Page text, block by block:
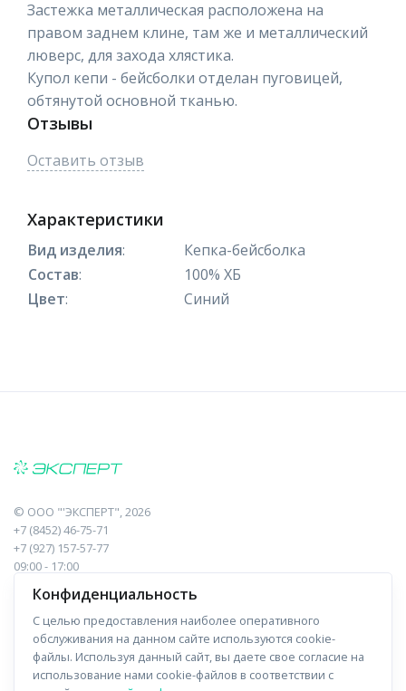
Застежка металлическая расположена на
правом заднем клине, там же и металлический
люверс, для захода хлястика.
Купол кепи - бейсболки отделан пуговицей,
обтянутой основной тканью.
Отзывы
Оставить отзыв
Характеристики
Вид изделия:
Кепка-бейсболка
Состав:
100% ХБ
Цвет: Синий
© ООО "'ЭКСПЕРТ", 2026
+7 (8452) 46-75-71
+7 (927) 157-57-77
09:00 - 17:00
410017, Саратов, Пугачева, 10 к1, оф.23
Навигация
Прайс-лист
Информация
О компании
Конфиденциальность
С целью предоставления наиболее оперативного
обслуживания на данном сайте используются cookie-
файлы. Используя данный сайт, вы даете свое согласие на
использование нами cookie-файлов в соответствии с